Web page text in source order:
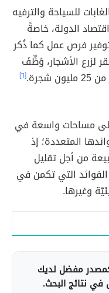
للسياحة والترفيه
الدولة، خاصةً
فرص عمل كما ذُكر
لزرع الأشجار، وُظِّفَ
[٦]
على مساحات واسعة في
المتعددة؛ إذ
من أجل تقليل
التي تكمن في
وغيرها.
مفضل لديك
في نتائج البحث.